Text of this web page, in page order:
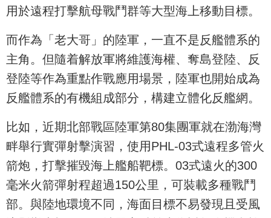
用於遠程打擊航母戰鬥群等大型海上移動目標。
而作為「老大哥」的陸軍，一直不是反艦體系的
主角。但隨着解放軍將維護海權、奪島登陸、反
登陸等作為重點作戰應用場景，陸軍也開始成為
反艦體系的有機組成部分，構建立體化反艦網。
比如，近期北部戰區陸軍第80集團軍就在渤海灣
畔舉行實彈射擊演習，使用PHL-03式遠程多管火
箭炮，打擊摧毀海上艦船靶標。03式遠火的300
毫米火箭彈射程超過150公里，可裝載多種戰鬥
部。與陸地環境不同，海面目標不易發現且受風